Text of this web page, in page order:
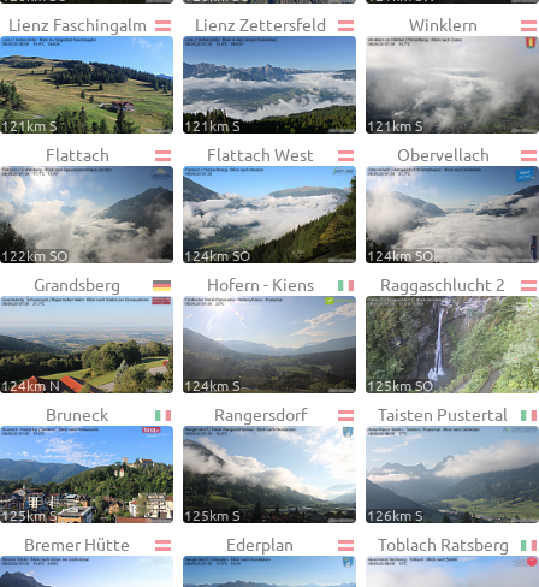
Lienz Faschingalm
121km S
Lienz Zettersfeld
121km S
Winklern
121km S
Flattach
122km SO
Flattach West
124km SO
Obervellach
124km SO
Grandsberg
124km N
Hofern - Kiens
124km S
Raggaschlucht 2
125km SO
Bruneck
125km S
Rangersdorf
125km S
Taisten Pustertal
126km S
Bremer Hütte Ederplan Toblach Ratsberg